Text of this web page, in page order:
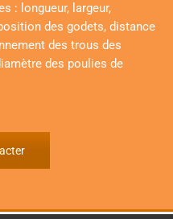
: longueur, largeur,
des godets, distance
des trous des
des poulies de